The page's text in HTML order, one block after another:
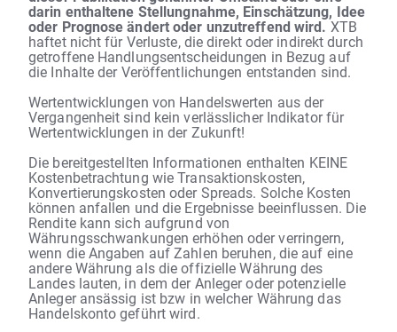
darin enthaltene Stellungnahme, Einschätzung, Idee
oder Prognose ändert oder unzutreffend wird.XTB
haftet nicht für Verluste, die direkt oder indirekt durch
getroffene Handlungsentscheidungen in Bezug auf
die Inhalte der Veröffentlichungen entstanden sind.
Wertentwicklungen von Handelswerten aus der
Vergangenheit sind kein verlässlicher Indikator für
Wertentwicklungen in der Zukunft!
Die bereitgestellten Informationen enthalten KEINE
Kostenbetrachtung wie Transaktionskosten,
Konvertierungskosten oder Spreads. Solche Kosten
können anfallen und die Ergebnisse beeinflussen. Die
Rendite kann sich aufgrund von
Währungsschwankungen erhöhen oder verringern,
wenn die Angaben auf Zahlen beruhen, die auf eine
andere Währung als die offizielle Währung des
Landes lauten, in dem der Anleger oder potenzielle
Anleger ansässig ist bzw in welcher Währung das
Handelskonto geführt wird.